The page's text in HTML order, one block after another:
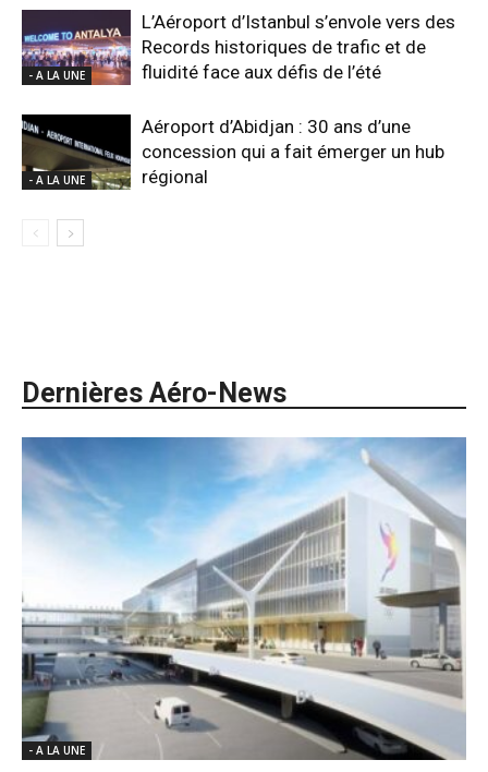
- A LA UNE
L’Aéroport d’Istanbul s’envole vers des
Records historiques de trafic et de
fluidité face aux défis de l’été
- A LA UNE
Aéroport d’Abidjan : 30 ans d’une
concession qui a fait émerger un hub
régional
Dernières Aéro-News
- A LA UNE